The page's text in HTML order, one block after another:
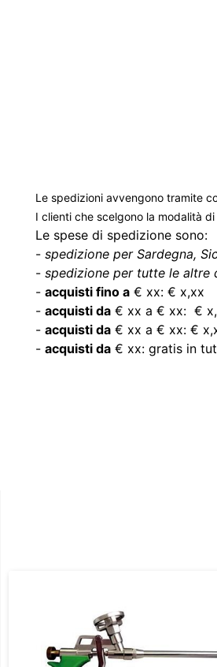
Le spedizioni avvengono tramite
I clienti che scelgono la modalità
Le spese di spedizione sono:
- spedizione per Sardegna,
- spedizione per tutte le altre
- acquisti fino a € xx: € x,xx
- acquisti da € xx a € xx: €
- acquisti da € xx a € xx: €
- acquisti da € xx: gratis in